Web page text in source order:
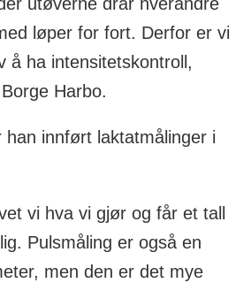
løper for fort. Derfor er vi
å ha intensitetskontroll,
Harbo.
han innført laktatmålinger i
vi hva vi gjør og får et tall
Pulsmåling er også en
men den er det mye